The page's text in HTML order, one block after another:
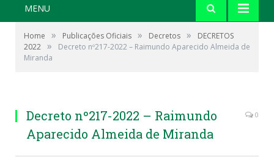
MENU
Home » Publicações Oficiais » Decretos »
DECRETOS
2022 »
Decreto nº217-2022 – Raimundo Aparecido Almeida de
Miranda
Decreto nº217-2022 – Raimundo
Aparecido Almeida de Miranda
0